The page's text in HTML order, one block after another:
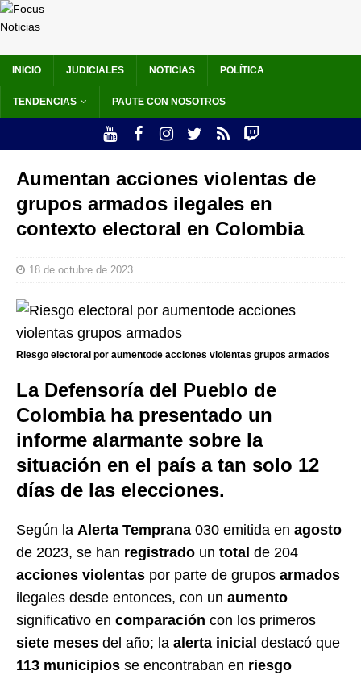
INICIO JUDICIALES NOTICIAS POLÍTICA
TENDENCIAS PAUTE CON NOSOTROS
Aumentan acciones violentas de
grupos armados ilegales en
contexto electoral en Colombia
18 de octubre de 2023
Riesgo electoral por aumentode acciones violentas grupos armados
La Defensoría del Pueblo de
Colombia ha presentado un
informe alarmante sobre la
situación en el país a tan solo 12
días de las elecciones.
Según la Alerta Temprana 030 emitida en agosto
de 2023, se han registrado un total de 204
acciones violentas por parte de grupos armados
ilegales desde entonces, con un aumento
significativo en comparación con los primeros
siete meses del año; la alerta inicial destacó que
113 municipios se encontraban en riesgo